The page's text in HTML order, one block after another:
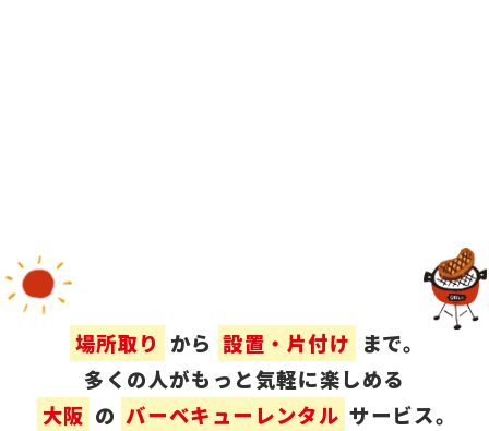
場所取り から 設置・片付け まで。
多くの人がもっと気軽に楽しめる
大阪 の バーベキューレンタル サービス。